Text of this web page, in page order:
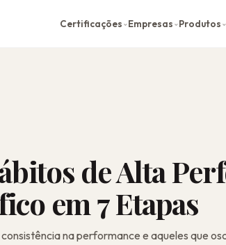
Certificações ⌄Empresas ⌄Produtos ⌄
de Alta
em 7 Etapas
na performance e aqueles que